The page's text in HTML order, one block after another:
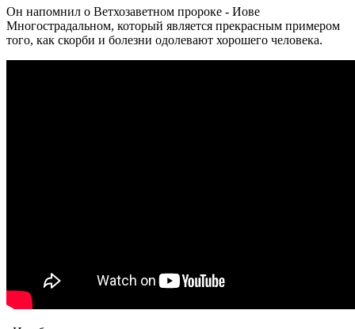
Он напомнил о Ветхозаветном пророке - Иове
Многострадальном, который является прекрасным примером
того, как скорби и болезни одолевают хорошего человека.